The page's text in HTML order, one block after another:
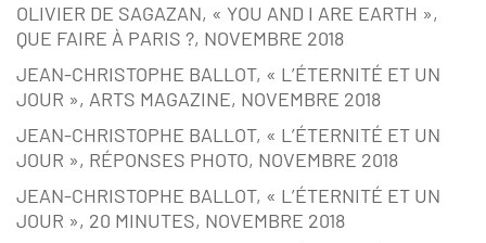
OLIVIER DE SAGAZAN, « YOU AND I ARE EARTH »,
QUE FAIRE À PARIS ?, NOVEMBRE 2018
JEAN-CHRISTOPHE BALLOT, « L’ÉTERNITÉ ET UN
JOUR », ARTS MAGAZINE, NOVEMBRE 2018
JEAN-CHRISTOPHE BALLOT, « L’ÉTERNITÉ ET UN
JOUR », RÉPONSES PHOTO, NOVEMBRE 2018
JEAN-CHRISTOPHE BALLOT, « L’ÉTERNITÉ ET UN
JOUR », 20 MINUTES, NOVEMBRE 2018